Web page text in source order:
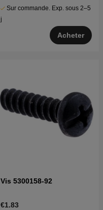
Sur commande. Exp. sous 2–5
j
Acheter
Vis 5300158-92
€1.83